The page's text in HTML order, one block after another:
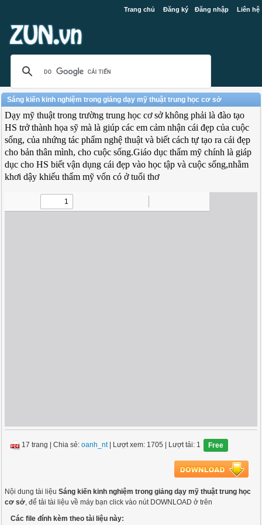
Trang chủ Đăng ký Đăng nhập Liên hệ
Sáng kiến kinh nghiệm trong giảng dạy mỹ thuật trung học cơ sở
Dạy mỹ thuật trong trường trung học cơ sở không phải là đào tạo
HS trở thành họa sỹ mà là giúp các em cảm nhận cái đẹp của cuộc
sống, của nhứng tác phẩm nghệ thuật và biết cách tự tạo ra cái đẹp
cho bản thân mình, cho cuộc sống.Giáo dục thẩm mỹ chính là giáp
dục cho HS biết vận dụng cái đẹp vào học tập và cuộc sống,nhằm
khơi dậy khiếu thẩm mỹ vốn có ở tuổi thơ
17 trang |Chia sẻ:oanh_nt| Lượt xem: 1705 | Lượt tải: 1 Free
Nội dung tài liệuSáng kiến kinh nghiệm trong giảng dạy mỹ thuật trung học
cơ sở, để tải tài liệu về máy bạn click vào nút DOWNLOAD ở trên
Các file đính kèm theo tài liệu này: